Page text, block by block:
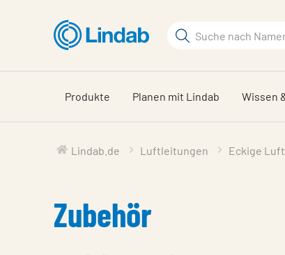
Hauptinhalt
Suchbegriff
durchsuchen
Produkte Planen mit Lindab Wissen
Lindab.de Luftleitungen Eckige
Zubehör